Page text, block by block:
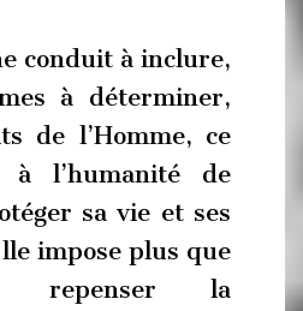
conduit à inclure,
à déterminer,
de l’Homme, ce
à l’humanité de
sa vie et ses
impose plus que
repenser la